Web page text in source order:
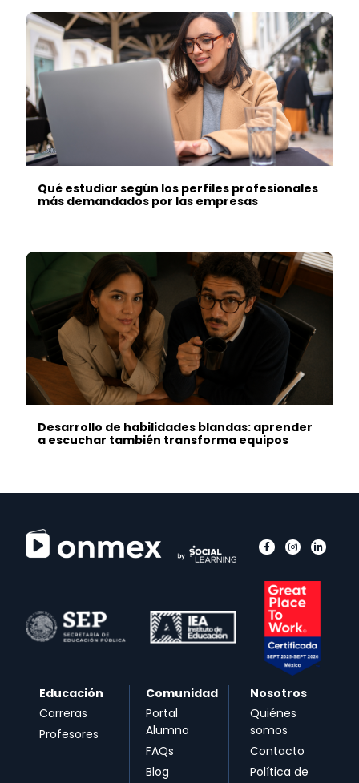
Qué estudiar según los perfiles profesionales
más demandados por las empresas
Desarrollo de habilidades blandas: aprender
a escuchar también transforma equipos
Educación
Carreras
Profesores
Comunidad
Portal
Alumno
FAQs
Blog
Nosotros
Quiénes
somos
Contacto
Política de